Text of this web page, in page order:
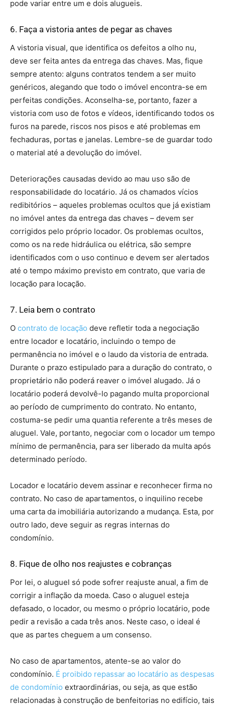
pode variar entre um e dois alugueis.
6. Faça a vistoria antes de pegar as chaves
A vistoria visual, que identifica os defeitos a olho nu,
deve ser feita antes da entrega das chaves. Mas, fique
sempre atento: alguns contratos tendem a ser muito
genéricos, alegando que todo o imóvel encontra-se em
perfeitas condições. Aconselha-se, portanto, fazer a
vistoria com uso de fotos e vídeos, identificando todos os
furos na parede, riscos nos pisos e até problemas em
fechaduras, portas e janelas. Lembre-se de guardar todo
o material até a devolução do imóvel.
Deteriorações causadas devido ao mau uso são de
responsabilidade do locatário. Já os chamados vícios
redibitórios – aqueles problemas ocultos que já existiam
no imóvel antes da entrega das chaves – devem ser
corrigidos pelo próprio locador. Os problemas ocultos,
como os na rede hidráulica ou elétrica, são sempre
identificados com o uso continuo e devem ser alertados
até o tempo máximo previsto em contrato, que varia de
locação para locação.
7. Leia bem o contrato
O contrato de locação deve refletir toda a negociação
entre locador e locatário, incluindo o tempo de
permanência no imóvel e o laudo da vistoria de entrada.
Durante o prazo estipulado para a duração do contrato, o
proprietário não poderá reaver o imóvel alugado. Já o
locatário poderá devolvê-lo pagando multa proporcional
ao período de cumprimento do contrato. No entanto,
costuma-se pedir uma quantia referente a três meses de
aluguel. Vale, portanto, negociar com o locador um tempo
mínimo de permanência, para ser liberado da multa após
determinado período.
Locador e locatário devem assinar e reconhecer firma no
contrato. No caso de apartamentos, o inquilino recebe
uma carta da imobiliária autorizando a mudança. Esta, por
outro lado, deve seguir as regras internas do
condomínio.
8. Fique de olho nos reajustes e cobranças
Por lei, o aluguel só pode sofrer reajuste anual, a fim de
corrigir a inflação da moeda. Caso o aluguel esteja
defasado, o locador, ou mesmo o próprio locatário, pode
pedir a revisão a cada três anos. Neste caso, o ideal é
que as partes cheguem a um consenso.
No caso de apartamentos, atente-se ao valor do
condomínio. É proibido repassar ao locatário as despesas
de condomínio extraordinárias, ou seja, as que estão
relacionadas à construção de benfeitorias no edifício, tais